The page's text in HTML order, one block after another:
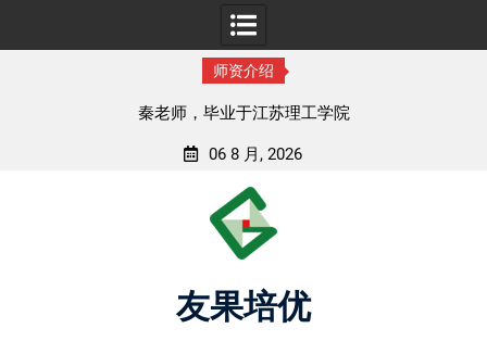
师资介绍
孟老师，毕业于湖北中医药大学
06 8 月, 2026
友果培优